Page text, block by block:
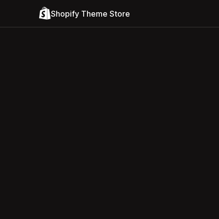
Shopify Theme Store